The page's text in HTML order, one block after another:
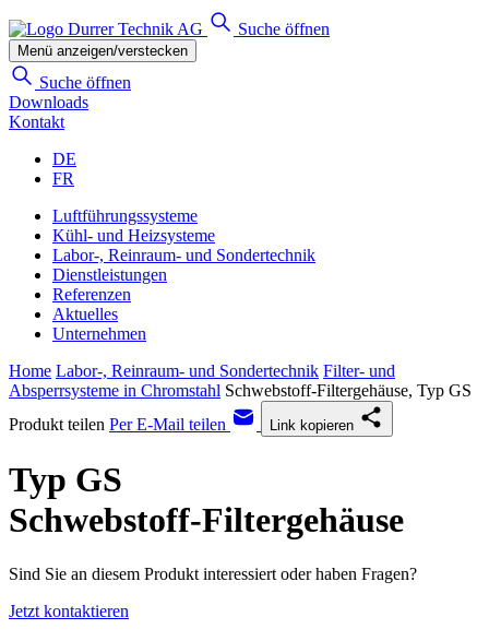
Suche öffnen
Menü anzeigen/verstecken
Suche öffnen
Downloads
Kontakt
DE
FR
Luftführungssysteme
Kühl- und Heizsysteme
Labor-, Reinraum- und Sondertechnik
Dienstleistungen
Referenzen
Aktuelles
Unternehmen
Home Labor-, Reinraum- und Sondertechnik Filter- und
Absperrsysteme in Chromstahl Schwebstoff-Filtergehäuse, Typ GS
Produkt teilen Per E-Mail teilen Link kopieren
Typ GS
Schwebstoff-Filtergehäuse
Sind Sie an diesem Produkt interessiert oder haben Fragen?
Jetzt kontaktieren